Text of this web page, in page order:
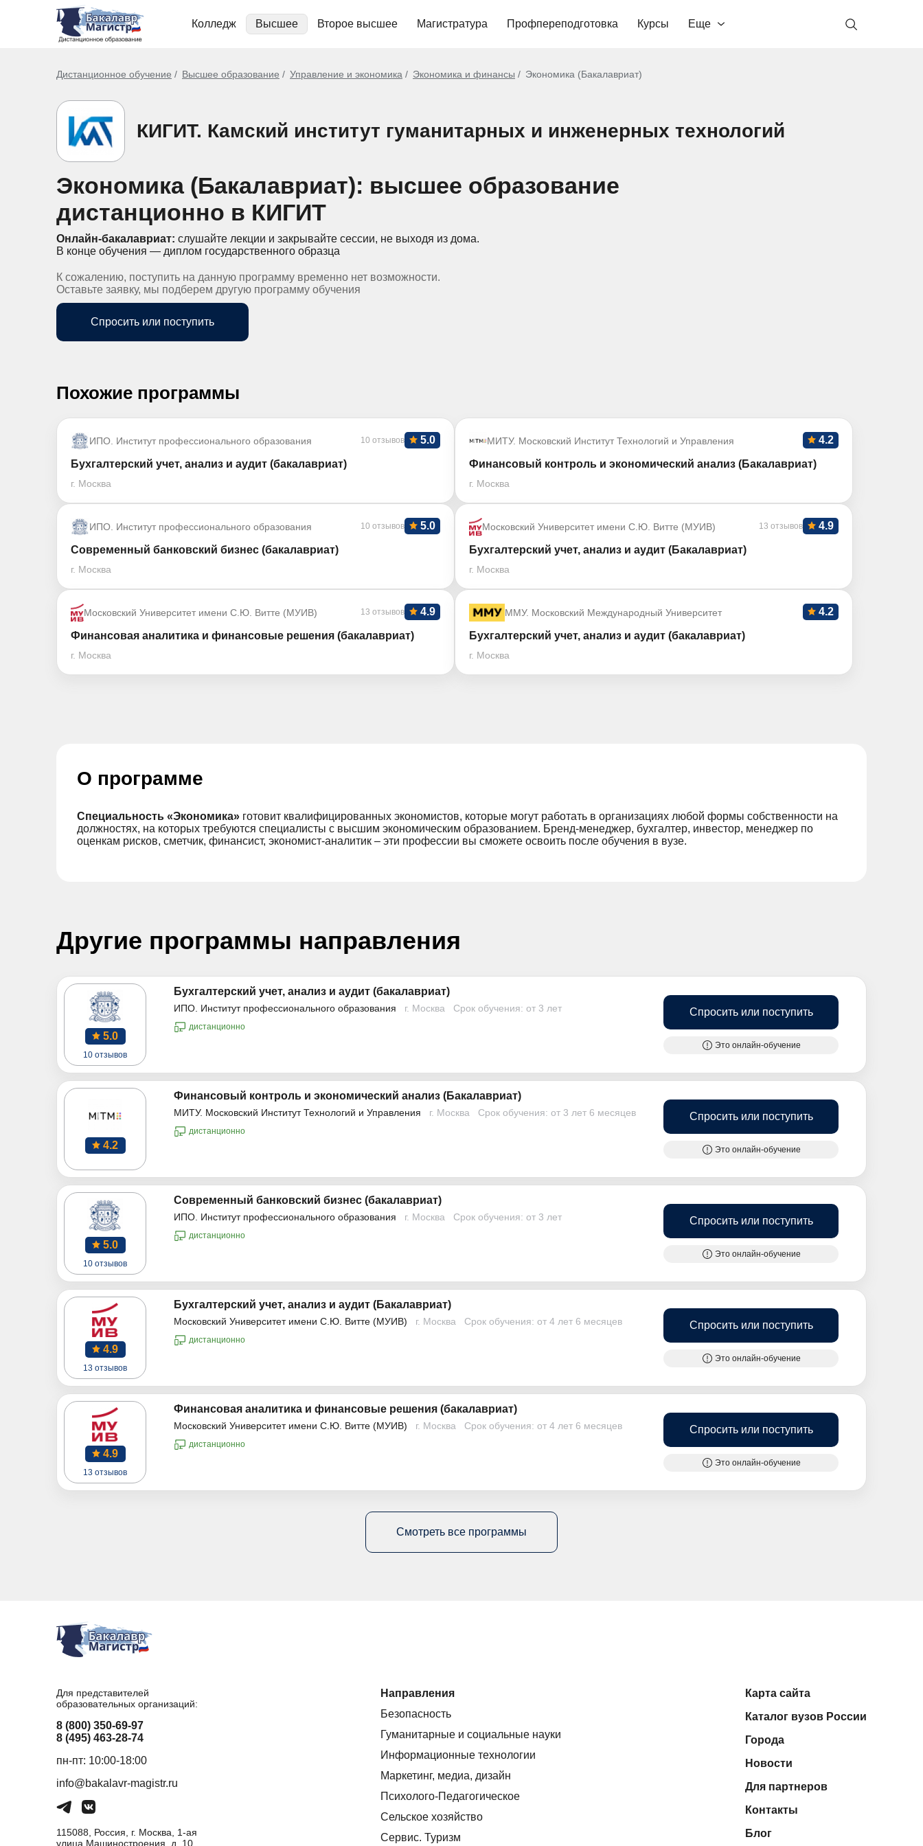
Колледж Высшее Второе высшее Магистратура Профпереподготовка Курсы Еще
Дистанционное обучение Высшее образование Управление и экономика Экономика и финансы Экономика (Бакалавриат)
КИГИТ. Камский институт гуманитарных и инженерных технологий
Экономика (Бакалавриат): высшее образование
дистанционно в КИГИТ
Онлайн-бакалавриат: слушайте лекции и закрывайте сессии, не выходя из дома.
В конце обучения — диплом государственного образца
К сожалению, поступить на данную программу временно нет возможности.
Оставьте заявку, мы подберем другую программу обучения
Спросить или поступить
Похожие программы
ИПО. Институт профессионального образования 10 отзывов 5.0
Бухгалтерский учет, анализ и аудит (бакалавриат)
г. Москва
МИТУ. Московский Институт Технологий и Управления 4.2
Финансовый контроль и экономический анализ (Бакалавриат)
г. Москва
ИПО. Институт профессионального образования 10 отзывов 5.0
Современный банковский бизнес (бакалавриат)
г. Москва
Московский Университет имени С.Ю. Витте (МУИВ) 13 отзывов 4.9
Бухгалтерский учет, анализ и аудит (Бакалавриат)
г. Москва
Московский Университет имени С.Ю. Витте (МУИВ) 13 отзывов 4.9
Финансовая аналитика и финансовые решения (бакалавриат)
г. Москва
ММУ. Московский Международный Университет 4.2
Бухгалтерский учет, анализ и аудит (бакалавриат)
г. Москва
О программе
Специальность «Экономика» готовит квалифицированных экономистов, которые могут работать в организациях любой формы собственности на
должностях, на которых требуются специалисты с высшим экономическим образованием. Бренд-менеджер, бухгалтер, инвестор, менеджер по
оценкам рисков, сметчик, финансист, экономист-аналитик – эти профессии вы сможете освоить после обучения в вузе.
Другие программы направления
5.0
10 отзывов
Бухгалтерский учет, анализ и аудит (бакалавриат)
ИПО. Институт профессионального образования г. Москва Срок обучения: от 3 лет
дистанционно
Спросить или поступить
Это онлайн-обучение
4.2
Финансовый контроль и экономический анализ (Бакалавриат)
МИТУ. Московский Институт Технологий и Управления г. Москва Срок обучения: от 3 лет 6 месяцев
дистанционно
Спросить или поступить
Это онлайн-обучение
5.0
10 отзывов
Современный банковский бизнес (бакалавриат)
ИПО. Институт профессионального образования г. Москва Срок обучения: от 3 лет
дистанционно
Спросить или поступить
Это онлайн-обучение
4.9
13 отзывов
Бухгалтерский учет, анализ и аудит (Бакалавриат)
Московский Университет имени С.Ю. Витте (МУИВ) г. Москва Срок обучения: от 4 лет 6 месяцев
дистанционно
Спросить или поступить
Это онлайн-обучение
4.9
13 отзывов
Финансовая аналитика и финансовые решения (бакалавриат)
Московский Университет имени С.Ю. Витте (МУИВ) г. Москва Срок обучения: от 4 лет 6 месяцев
дистанционно
Спросить или поступить
Это онлайн-обучение
Смотреть все программы
Для представителей
образовательных организаций:
8 (800) 350-69-97
8 (495) 463-28-74
пн-пт: 10:00-18:00
info@bakalavr-magistr.ru
115088, Россия, г. Москва, 1-ая
улица Машиностроения, д. 10,
Направления
Безопасность
Гуманитарные и социальные науки
Информационные технологии
Маркетинг, медиа, дизайн
Психолого-Педагогическое
Сельское хозяйство
Сервис. Туризм
Карта сайта
Каталог вузов России
Города
Новости
Для партнеров
Контакты
Блог